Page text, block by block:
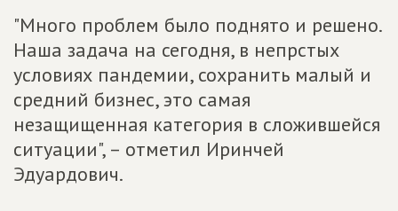
"Много проблем было поднято и решено.
Наша задача на сегодня, в непрстых
условиях пандемии, сохранить малый и
средний бизнес, это самая
незащищенная категория в сложившейся
ситуации", – отметил Иринчей
Эдуардович.